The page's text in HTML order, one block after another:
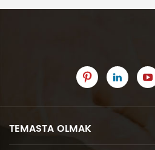
TEMASTA OLMAK